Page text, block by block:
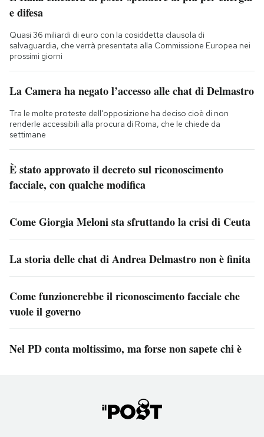
e difesa
Quasi 36 miliardi di euro con la cosiddetta clausola di
salvaguardia, che verrà presentata alla Commissione Europea nei
prossimi giorni
La Camera ha negato l’accesso alle chat di Delmastro
Tra le molte proteste dell'opposizione ha deciso cioè di non
renderle accessibili alla procura di Roma, che le chiede da
settimane
È stato approvato il decreto sul riconoscimento
facciale, con qualche modifica
Come Giorgia Meloni sta sfruttando la crisi di Ceuta
La storia delle chat di Andrea Delmastro non è finita
Come funzionerebbe il riconoscimento facciale che
vuole il governo
Nel PD conta moltissimo, ma forse non sapete chi è